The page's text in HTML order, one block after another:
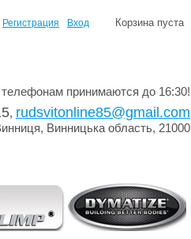
Корзина пуста
Регистрация Вход
принимаются до 16:30!
, rudsvitonline85@gmail.com
Винницька область, 21000